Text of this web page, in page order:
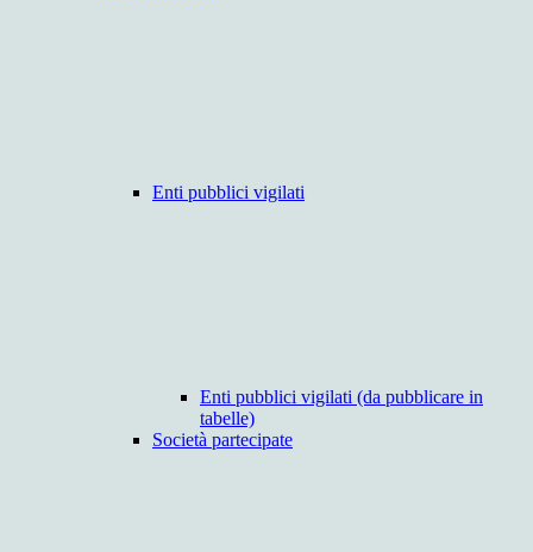
Enti pubblici vigilati
Enti pubblici vigilati (da pubblicare in
tabelle)
Società partecipate